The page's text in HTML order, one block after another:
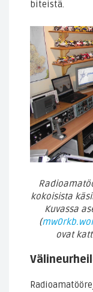
biteistä.
kokoisista
Kuvassa
(
ovat